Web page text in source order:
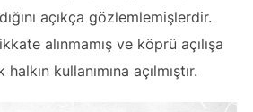
açıkça gözlemlemişlerdir.
alınmamış ve köprü açılışa
kullanımına açılmıştır.